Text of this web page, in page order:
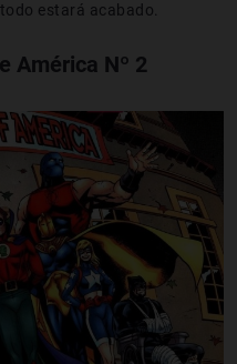
estará acabado.
América Nº 2